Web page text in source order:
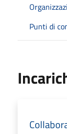
Punti di